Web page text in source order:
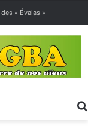
« Évalas »